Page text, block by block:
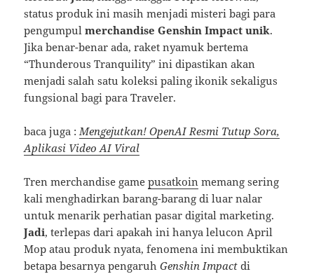
status produk ini masih menjadi misteri bagi para
pengumpulmerchandise Genshin Impact unik.
Jika benar-benar ada, raket nyamuk bertema
“Thunderous Tranquility” ini dipastikan akan
menjadi salah satu koleksi paling ikonik sekaligus
fungsional bagi para Traveler.
baca juga :Mengejutkan! OpenAI Resmi Tutup Sora,
Aplikasi Video AI Viral
Tren merchandise gamepusatkoin memang sering
kali menghadirkan barang-barang di luar nalar
untuk menarik perhatian pasar digital marketing.
Jadi, terlepas dari apakah ini hanya lelucon April
Mop atau produk nyata, fenomena ini membuktikan
betapa besarnya pengaruhGenshin Impact di